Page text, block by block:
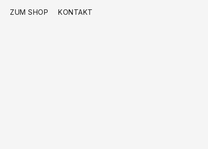
ZUM SHOP KONTAKT